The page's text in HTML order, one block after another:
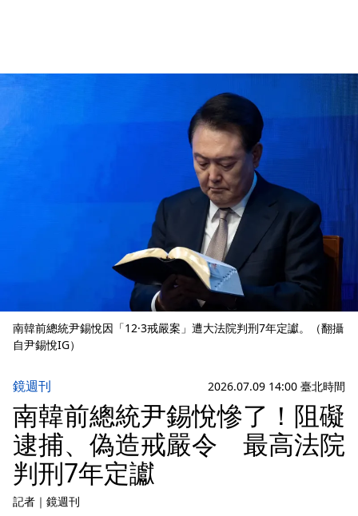
南韓前總統尹錫悅因「12·3戒嚴案」遭大法院判刑7年定讞。（翻攝
自尹錫悅IG）
鏡週刊 2026.07.09 14:00 臺北時間
南韓前總統尹錫悅慘了！阻礙
逮捕、偽造戒嚴令 最高法院
判刑7年定讞
記者 ｜ 鏡週刊